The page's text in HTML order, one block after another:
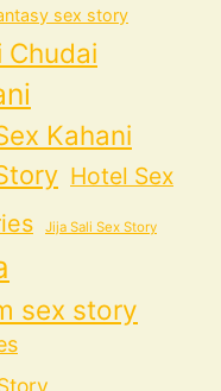
sex story
Chudai
Kahani
Hotel Sex
Jija Sali Sex Story
sex story